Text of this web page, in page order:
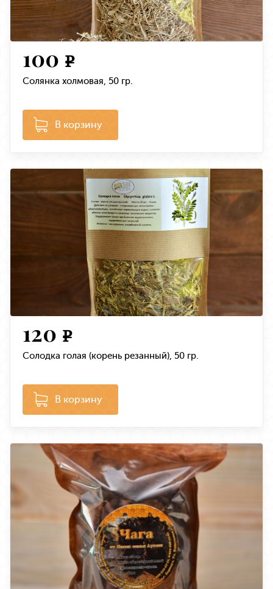
100 e
Солянка холмовая, 50 гр.
В корзину
120 e
Солодка голая (корень резанный), 50 гр.
В корзину